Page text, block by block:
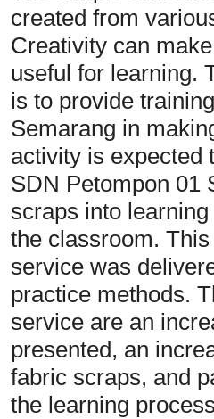
created from
Creativity can
useful for learning.
is to provide
Semarang in
activity is expected
SDN Petompon 01
scraps into
the classroom.
service was
practice methods.
service are an
presented, an
fabric scraps, and
the learning